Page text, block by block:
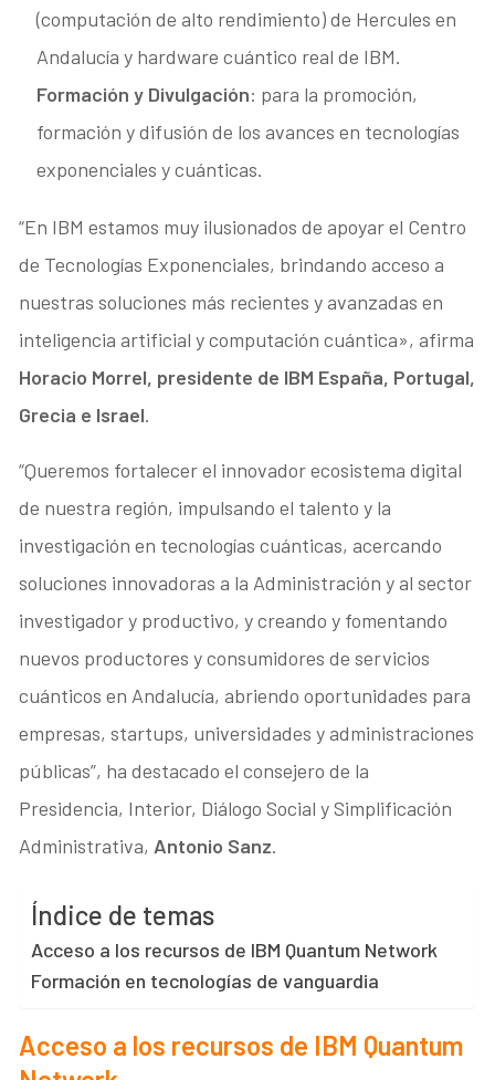
(computación de alto rendimiento) de Hercules en
Andalucía y hardware cuántico real de IBM.
Formación y Divulgación: para la promoción,
formación y difusión de los avances en tecnologías
exponenciales y cuánticas.
“En IBM estamos muy ilusionados de apoyar el Centro
de Tecnologías Exponenciales, brindando acceso a
nuestras soluciones más recientes y avanzadas en
inteligencia artificial y computación cuántica», afirma
Horacio Morrel, presidente de IBM España, Portugal,
Grecia e Israel.
“Queremos fortalecer el innovador ecosistema digital
de nuestra región, impulsando el talento y la
investigación en tecnologías cuánticas, acercando
soluciones innovadoras a la Administración y al sector
investigador y productivo, y creando y fomentando
nuevos productores y consumidores de servicios
cuánticos en Andalucía, abriendo oportunidades para
empresas, startups, universidades y administraciones
públicas”, ha destacado el consejero de la
Presidencia, Interior, Diálogo Social y Simplificación
Administrativa, Antonio Sanz.
Índice de temas
Acceso a los recursos de IBM Quantum Network
Formación en tecnologías de vanguardia
Acceso a los recursos de IBM Quantum